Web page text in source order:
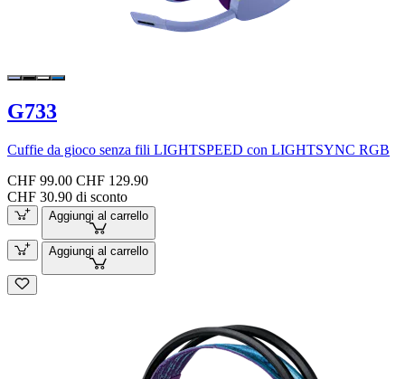
G733
Cuffie da gioco senza fili LIGHTSPEED con LIGHTSYNC RGB
CHF 99.00 CHF 129.90
CHF 30.90 di sconto
Aggiungi al carrello
Aggiungi al carrello